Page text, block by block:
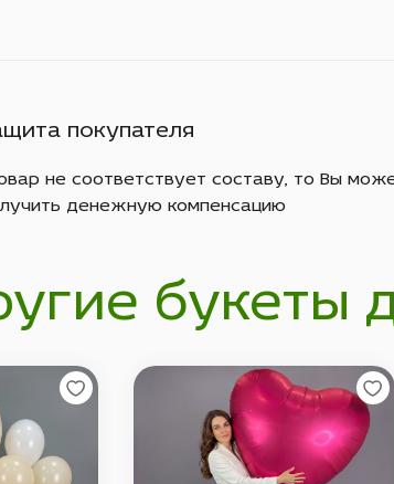
покупателя
не соответствует составу, то Вы
денежную компенсацию
букеты